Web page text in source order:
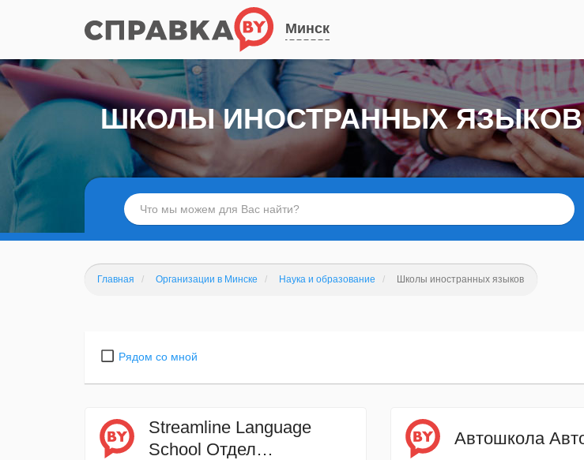
Минск
ШКОЛЫ ИНОСТРАННЫХ ЯЗЫКОВ
Главная Организации в Минске Наука и образование Школы иностранных языков
Рядом со мной
Streamline Language
School Отдел
Автошкола